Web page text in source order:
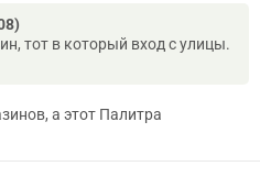
тот в который вход с улицы.
а этот Палитра